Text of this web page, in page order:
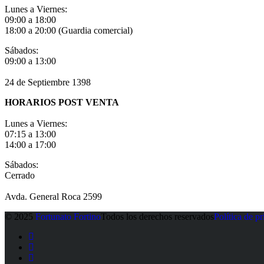
Lunes a Viernes:
09:00 a 18:00
18:00 a 20:00 (Guardia comercial)
Sábados:
09:00 a 13:00
24 de Septiembre 1398
HORARIOS POST VENTA
Lunes a Viernes:
07:15 a 13:00
14:00 a 17:00
Sábados:
Cerrado
Avda. General Roca 2599
© 2025 Fortunato FortinoTodos los derechos reservadosPolítica de